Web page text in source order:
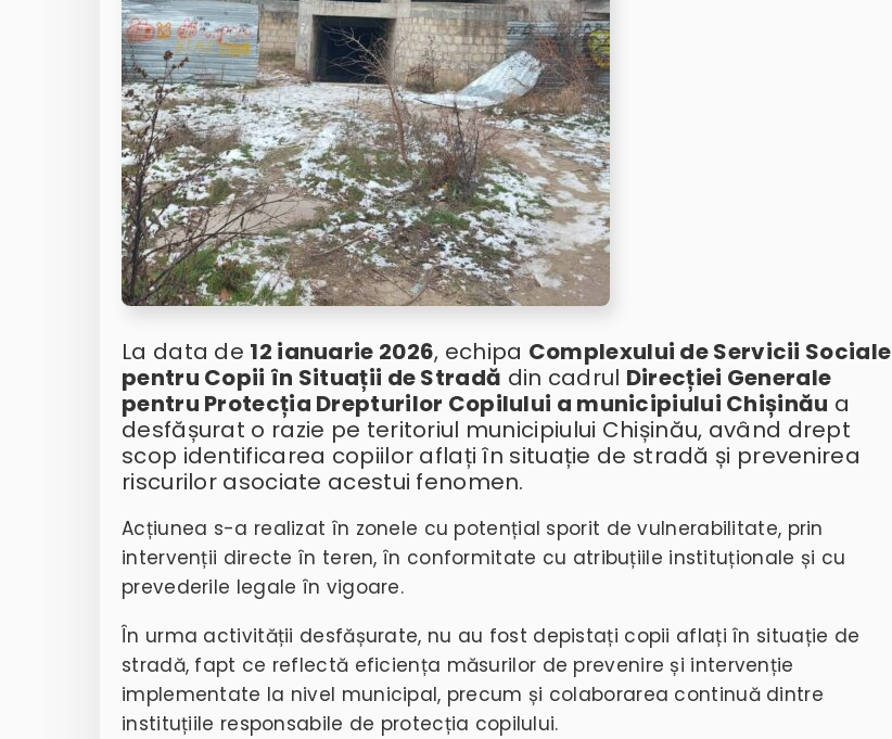
La data de 12 ianuarie 2026, echipa Complexului de Servicii Sociale
pentru Copii în Situații de Stradă din cadrul Direcției Generale
pentru Protecția Drepturilor Copilului a municipiului Chișinău a
desfășurat o razie pe teritoriul municipiului Chișinău, având drept
scop identificarea copiilor aflați în situație de stradă și prevenirea
riscurilor asociate acestui fenomen.
Acțiunea s-a realizat în zonele cu potențial sporit de vulnerabilitate, prin
intervenții directe în teren, în conformitate cu atribuțiile instituționale și cu
prevederile legale în vigoare.
În urma activității desfășurate, nu au fost depistați copii aflați în situație de
stradă, fapt ce reflectă eficiența măsurilor de prevenire și intervenție
implementate la nivel municipal, precum și colaborarea continuă dintre
instituțiile responsabile de protecția copilului.